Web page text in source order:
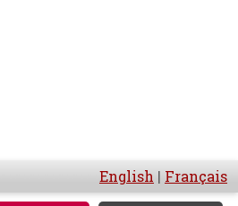
English | Français